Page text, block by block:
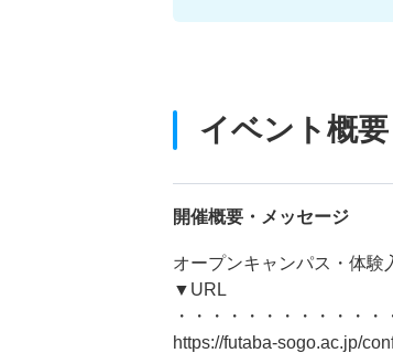
イベント概要
開催概要・メッセージ
オープンキャンパス・体験
▼URL
・・・・・・・・・・・
https://futaba-sogo.ac.jp/